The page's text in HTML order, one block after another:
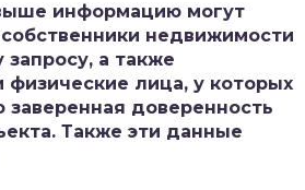
информацию могут
недвижимости
а также
лица, у которых
заверенная доверенность
Также эти данные